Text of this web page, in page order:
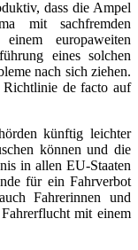
dass die Ampel
mit sachfremden
europaweiten
eines solchen
nach sich ziehen.
Richtlinie de facto auf
künftig leichter
können und die
in allen EU-Staaten
für ein Fahrverbot
Fahrerinnen und
mit einem